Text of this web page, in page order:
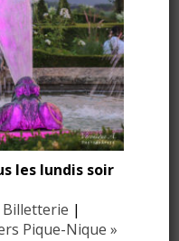
les lundis soir
Billetterie |
Pique-Nique »